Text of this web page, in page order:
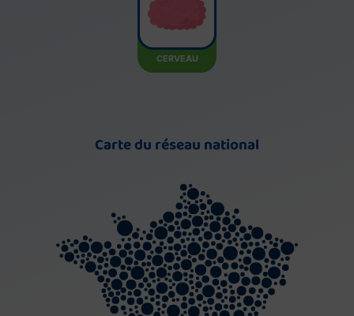
CERVEAU
Carte du réseau national